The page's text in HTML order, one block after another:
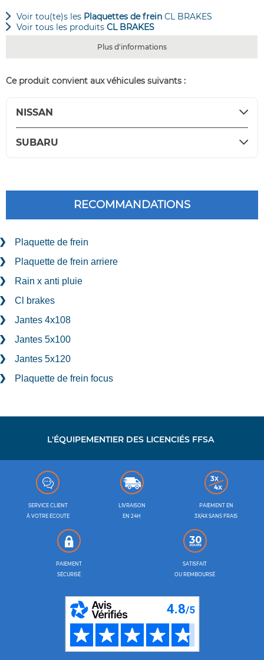
Voir tou(te)s les Plaquettes de frein CL BRAKES
Voir tous les produits CL BRAKES
Plus d'informations
Ce produit convient aux véhicules suivants :
NISSAN
SUBARU
RECOMMANDATIONS
Plaquette de frein
Plaquette de frein arriere
Rain x anti pluie
Cl brakes
Jantes 4x108
Jantes 5x100
Jantes 5x120
Plaquette de frein focus
L'ÉQUIPEMENTIER DES LICENCIÉS FFSA
SERVICE CLIENT
À VOTRE ÉCOUTE
LIVRAISON
EN 24H
PAIEMENT EN
3X/4X SANS FRAIS
PAIEMENT
SÉCURISÉ
SATISFAIT
OU REMBOURSÉ